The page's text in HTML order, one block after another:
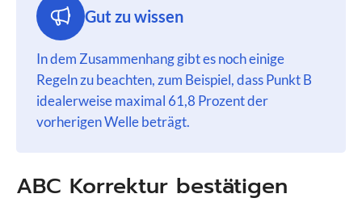
Gut zu wissen
In dem Zusammenhang gibt es noch einige
Regeln zu beachten, zum Beispiel, dass Punkt B
idealerweise maximal 61,8 Prozent der
vorherigen Welle beträgt.
ABC Korrektur bestätigen